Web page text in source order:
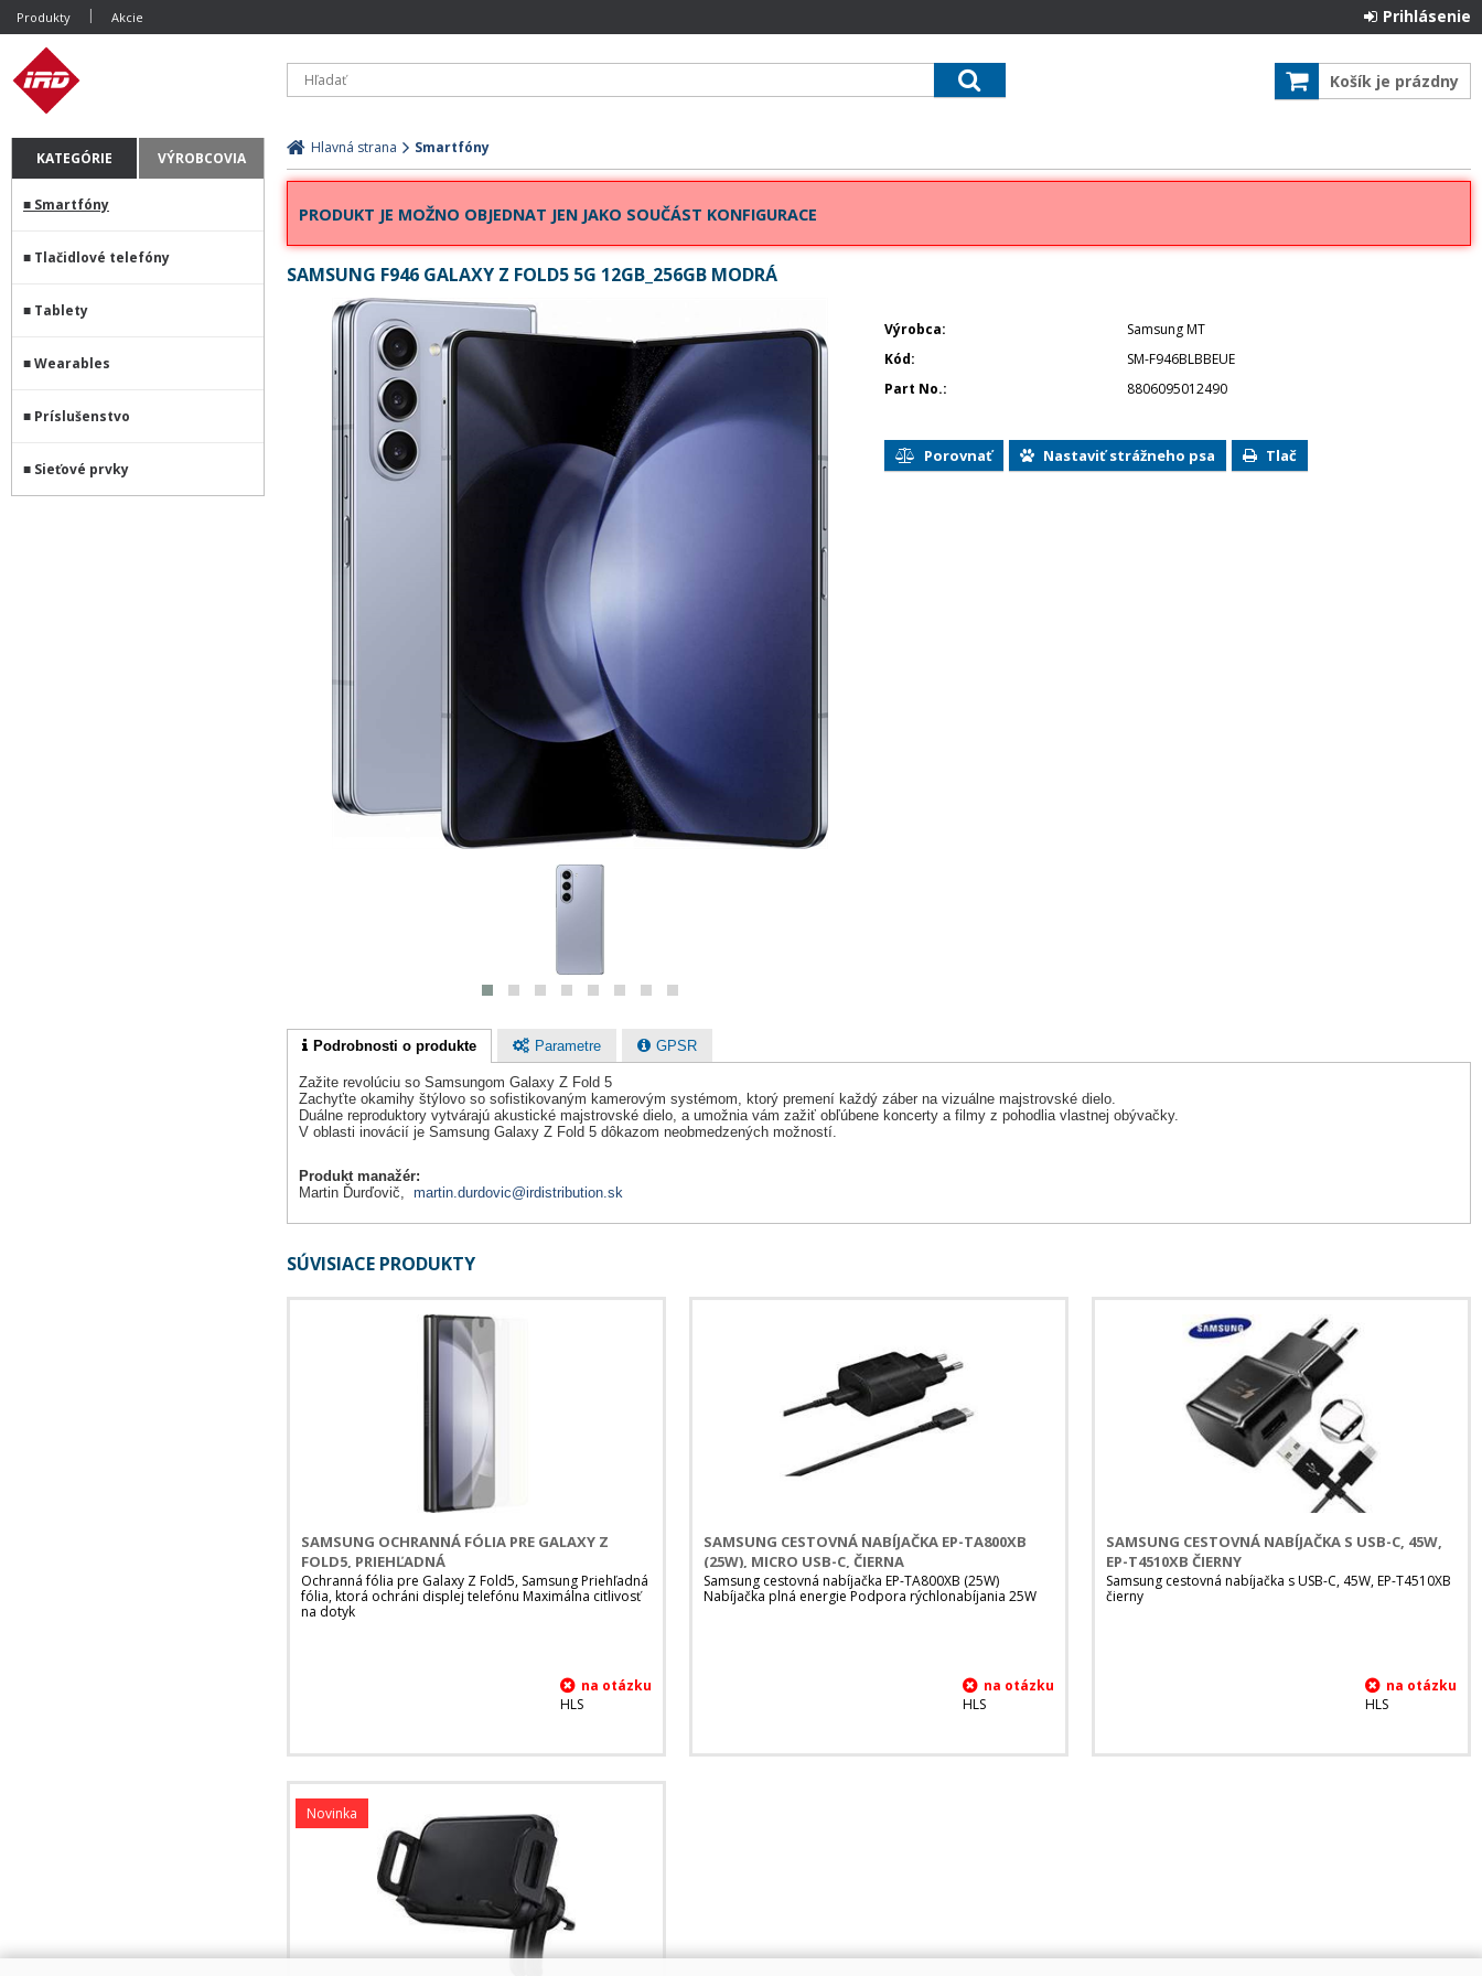
Produkty Akcie Prihlásenie
Košík je prázdny
KATEGÓRIE VÝROBCOVIA
Smartfóny
Tlačidlové telefóny
Tablety
Wearables
Príslušenstvo
Sieťové prvky
Hlavná strana Smartfóny
PRODUKT JE MOŽNO OBJEDNAT JEN JAKO SOUČÁST KONFIGURACE
SAMSUNG F946 GALAXY Z FOLD5 5G 12GB_256GB MODRÁ
Výrobca
Samsung MT
Kód
SM-F946BLBBEUE
Part No.
8806095012490
Porovnať Nastaviť strážneho psa Tlač
Podrobnosti o produkte Parametre GPSR
Zažite revolúciu so Samsungom Galaxy Z Fold 5
Zachyťte okamihy štýlovo so sofistikovaným kamerovým systémom, ktorý premení každý záber na vizuálne majstrovské dielo.
Duálne reproduktory vytvárajú akustické majstrovské dielo, a umožnia vám zažiť obľúbene koncerty a filmy z pohodlia vlastnej obývačky.
V oblasti inovácií je Samsung Galaxy Z Fold 5 dôkazom neobmedzených možností.
Produkt manažér:
Martin Ďurďovič, martin.durdovic@irdistribution.sk
SÚVISIACE PRODUKTY
SAMSUNG OCHRANNÁ FÓLIA PRE GALAXY Z
FOLD5, PRIEHĽADNÁ
Ochranná fólia pre Galaxy Z Fold5, Samsung Priehľadná
fólia, ktorá ochráni displej telefónu Maximálna citlivosť
na dotyk
HLS
SAMSUNG CESTOVNÁ NABÍJAČKA EP-TA800XB
(25W), MICRO USB-C, ČIERNA
Samsung cestovná nabíjačka EP-TA800XB (25W)
Nabíjačka plná energie Podpora rýchlonabíjania 25W
HLS
SAMSUNG CESTOVNÁ NABÍJAČKA S USB-C, 45W,
EP-T4510XB ČIERNY
Samsung cestovná nabíjačka s USB-C, 45W, EP-T4510XB
čierny
HLS
Novinka